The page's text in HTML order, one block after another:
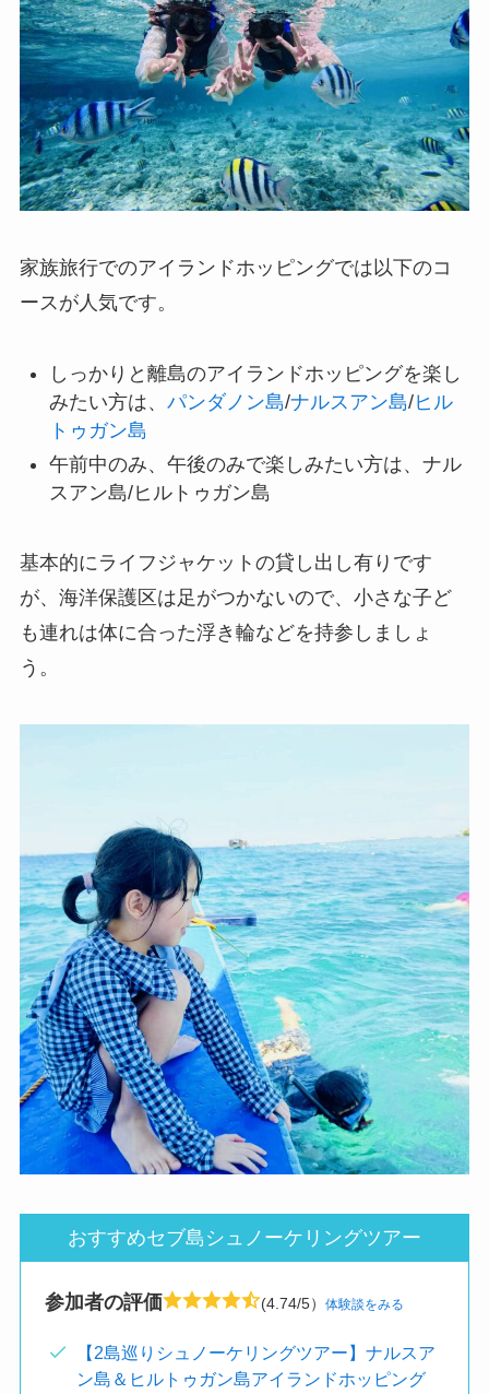
家族旅行でのアイランドホッピングでは以下のコ
ースが人気です。
しっかりと離島のアイランドホッピングを楽し
みたい方は、 パンダノン島/ナルスアン島/ヒル
トゥガン島
午前中のみ、午後のみで楽しみたい方は、ナル
スアン島/ヒルトゥガン島
基本的にライフジャケットの貸し出し有りです
が、海洋保護区は足がつかないので、小さな子ど
も連れは体に合った浮き輪などを持参しましょ
う。
おすすめセブ島シュノーケリングツアー
参加者の評価 (4.74/5）体験談をみる
【2島巡りシュノーケリングツアー】ナルスア
ン島＆ヒルトゥガン島アイランドホッピング